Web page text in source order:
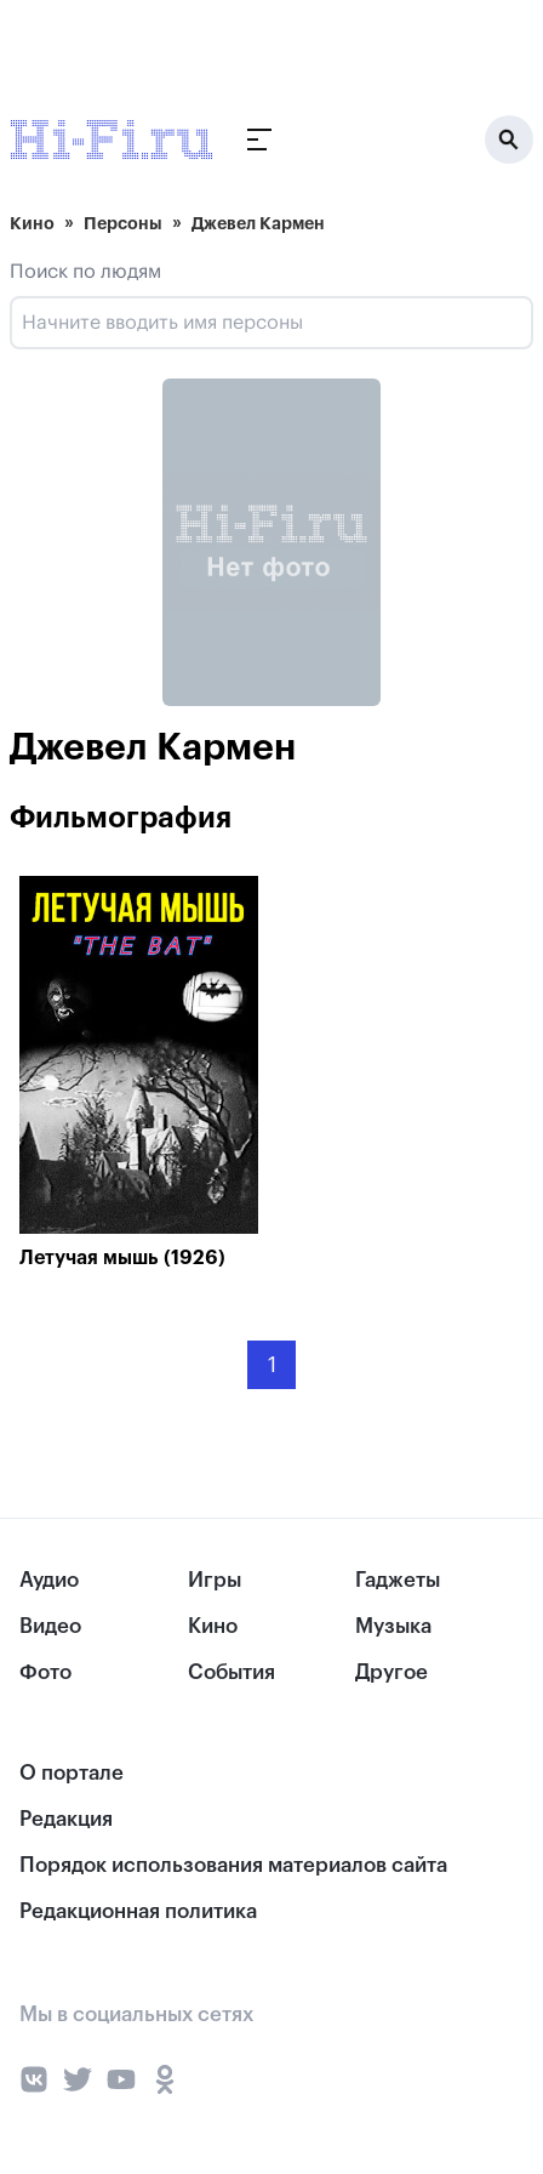
Кино Персоны Джевел Кармен
Поиск по людям
Джевел Кармен
Фильмография
Летучая мышь (1926)
1
Аудио
Видео
Фото
Игры
Кино
События
Гаджеты
Музыка
Другое
О портале
Редакция
Порядок использования материалов сайта
Редакционная политика
Мы в социальных сетях